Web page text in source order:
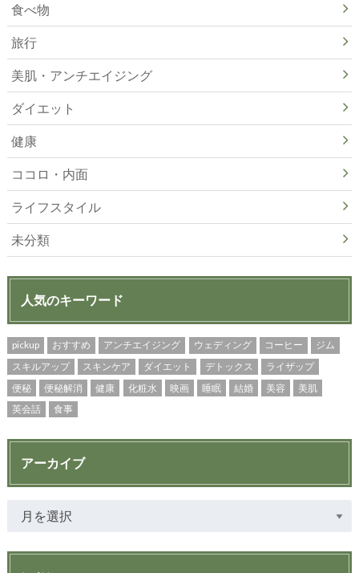
食べ物
旅行
美肌・アンチエイジング
ダイエット
健康
ココロ・内面
ライフスタイル
未分類
人気のキーワード
pickup おすすめ アンチエイジング ウェディング コーヒー
ジム
スキルアップ
スキンケア ダイエット デトックス
ライザップ
便秘
便秘解消 健康 化粧水 映画 睡眠 結婚 美容
美肌
英会話
食事
アーカイブ